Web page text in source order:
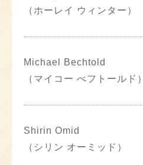
（ホーレイ ウィンター）
Michael Bechtold
（マイコー べフトールド）
Shirin Omid
（シリン オーミッド）